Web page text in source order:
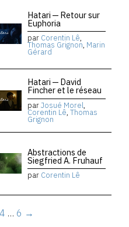
Hatari — Retour sur
Euphoria
par Corentin Lê,
Thomas Grignon, Marin
Gérard
Hatari — David
Fincher et le réseau
parJosué Morel,
Corentin Lê, Thomas
Grignon
Abstractions de
Siegfried A. Fruhauf
par Corentin Lê
4 … 6 →